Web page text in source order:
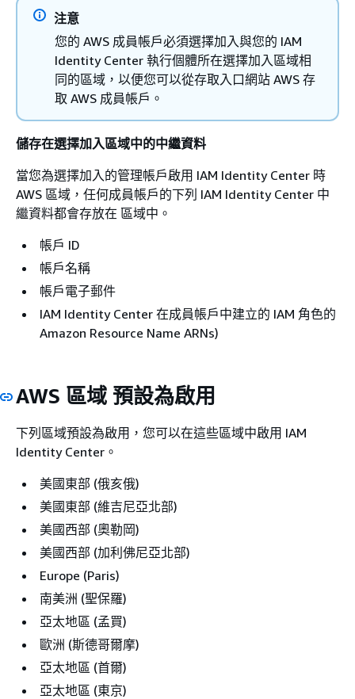
注意
您的 AWS 成員帳戶必須選擇加入與您的 IAM
Identity Center 執行個體所在選擇加入區域相
同的區域，以便您可以從存取入口網站 AWS 存
取 AWS 成員帳戶。
儲存在選擇加入區域中的中繼資料
當您為選擇加入的管理帳戶啟用 IAM Identity Center 時
AWS 區域，任何成員帳戶的下列 IAM Identity Center 中
繼資料都會存放在 區域中。
帳戶 ID
帳戶名稱
帳戶電子郵件
IAM Identity Center 在成員帳戶中建立的 IAM 角色的
Amazon Resource Name ARNs)
AWS 區域 預設為啟用
下列區域預設為啟用，您可以在這些區域中啟用 IAM
Identity Center。
美國東部 (俄亥俄)
美國東部 (維吉尼亞北部)
美國西部 (奧勒岡)
美國西部 (加利佛尼亞北部)
Europe (Paris)
南美洲 (聖保羅)
亞太地區 (孟買)
歐洲 (斯德哥爾摩)
亞太地區 (首爾)
亞太地區 (東京)